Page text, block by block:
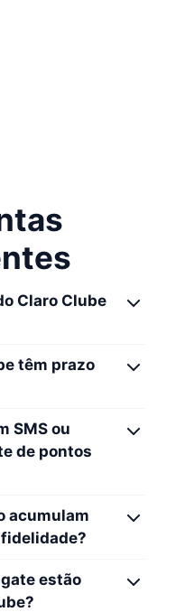
Claro Clube
têm prazo
SMS ou
de pontos
acumulam
estão